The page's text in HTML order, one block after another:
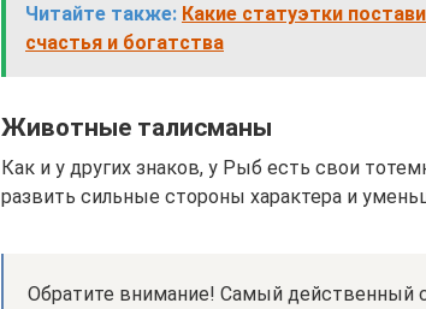
Читайте также: Какие статуэтки
счастья и богатства
Животные талисманы
Как и у других знаков, у Рыб есть свои
развить сильные стороны характера и
Обратите внимание! Самый действенный